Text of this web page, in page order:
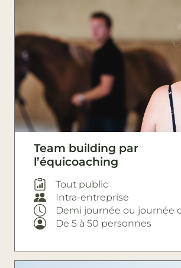
Team building par
l’équicoaching
Tout public
Intra-entreprise
Demi journée ou journée
De 5 à 50 personnes